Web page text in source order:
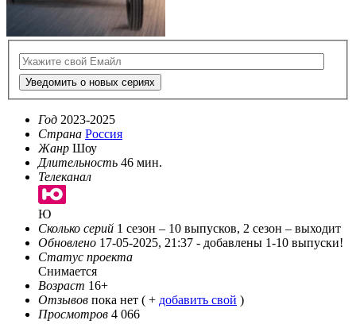
Уведомить о новых сериях
Год 2023-2025
Страна Россия
Жанр Шоу
Длительность 46 мин.
Телеканал
Ю
Сколько серий 1 сезон – 10 выпусков, 2 сезон – выходит
Обновлено 17-05-2025, 21:37 - добавлены 1-10 выпуски!
Статус проекта
Снимается
Возраст 16+
Отзывов пока нет ( + добавить свой )
Просмотров 4 066